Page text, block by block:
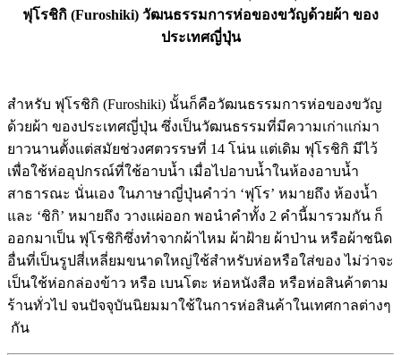
ฟุโรชิกิ (Furoshiki) วัฒนธรรมการห่อของขวัญด้วยผ้า ของ
ประเทศญี่ปุ่น
สำหรับ ฟุโรชิกิ (Furoshiki) นั้นก็คือวัฒนธรรมการห่อของขวัญ
ด้วยผ้า ของประเทศญี่ปุ่น ซึ่งเป็นวัฒนธรรมที่มีความเก่าแก่มา
ยาวนานตั้งแต่สมัยช่วงศตวรรษที่ 14 โน่น แต่เดิม ฟุโรชิกิ มีไว้
เพื่อใช้ห่ออุปกรณ์ที่ใช้อาบน้ำ เมื่อไปอาบน้ำในห้องอาบน้ำ
สาธารณะ นั่นเอง ในภาษาญี่ปุ่นคำว่า ‘ฟุโร’ หมายถึง ห้องน้ำ
และ ‘ชิกิ’ หมายถึง วางแผ่ออก พอนำคำทั้ง 2 คำนี้มารวมกัน ก็
ออกมาเป็น ฟุโรชิกิซึ่งทำจากผ้าไหม ผ้าฝ้าย ผ้าป่าน หรือผ้าชนิด
อื่นที่เป็นรูปสี่เหลี่ยมขนาดใหญ่ใช้สำหรับห่อหรือใส่ของ ไม่ว่าจะ
เป็นใช้ห่อกล่องข้าว หรือ เบนโตะ ห่อหนังสือ หรือห่อสินค้าตาม
ร้านทั่วไป จนปัจจุบันนิยมมาใช้ในการห่อสินค้าในเทศกาลต่างๆ
กัน